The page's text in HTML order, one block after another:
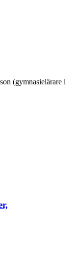
(gymnasielärare i